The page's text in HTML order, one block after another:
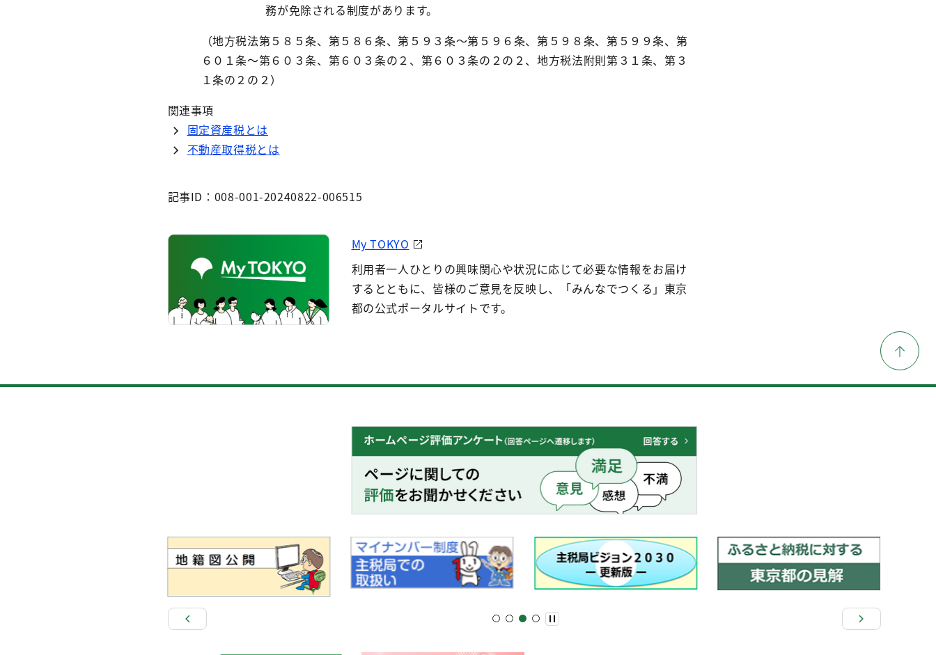
務が免除される制度があります。
（地方税法第５８５条、第５８６条、第５９３条～第５９６条、第５９８条、第５９９条、第
６０１条～第６０３条、第６０３条の２、第６０３条の２の２、地方税法附則第３１条、第３
１条の２の２）
関連事項
固定資産税とは
不動産取得税とは
記事ID：008-001-20240822-006515
My TOKYO
利用者一人ひとりの興味関心や状況に応じて必要な情報をお届け
するとともに、皆様のご意見を反映し、「みんなでつくる」東京
都の公式ポータルサイトです。